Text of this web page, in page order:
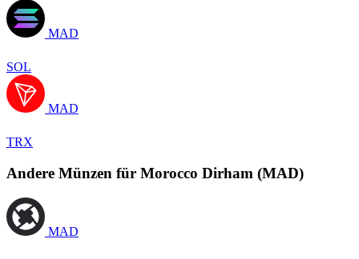
MAD
SOL
MAD
TRX
Andere Münzen für Morocco Dirham (MAD)
MAD